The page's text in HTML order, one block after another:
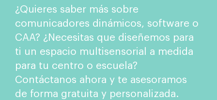
¿Quieres saber más sobre
comunicadores dinámicos, software o
CAA? ¿Necesitas que diseñemos para
ti un espacio multisensorial a medida
para tu centro o escuela?
Contáctanos ahora y te asesoramos
de forma gratuita y personalizada.